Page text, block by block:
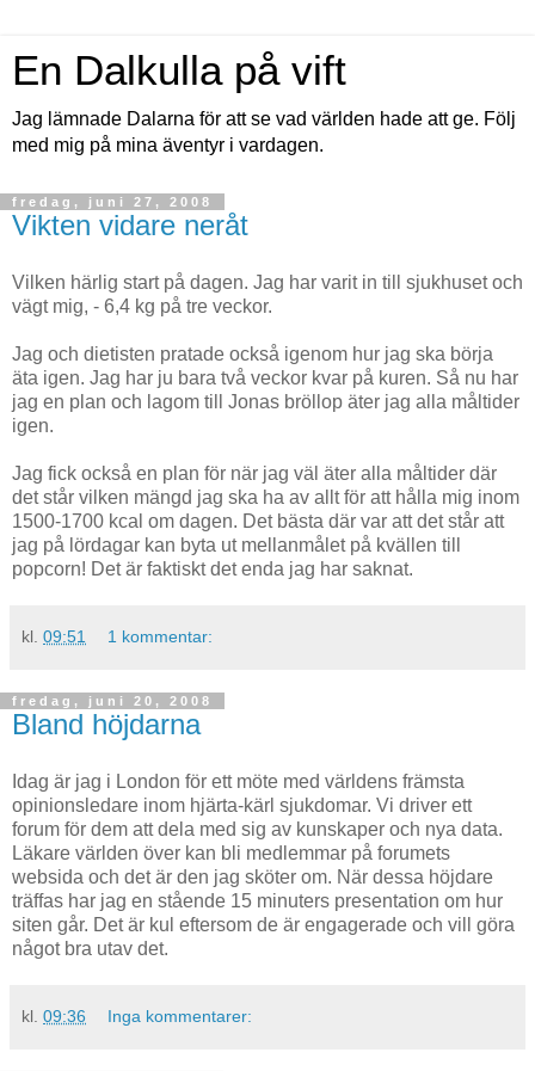
En Dalkulla på vift
Jag lämnade Dalarna för att se vad världen hade att ge. Följ
med mig på mina äventyr i vardagen.
fredag, juni 27, 2008
Vikten vidare neråt
Vilken härlig start på dagen. Jag har varit in till sjukhuset och
vägt mig, - 6,4 kg på tre veckor.
Jag och dietisten pratade också igenom hur jag ska börja
äta igen. Jag har ju bara två veckor kvar på kuren. Så nu har
jag en plan och lagom till Jonas bröllop äter jag alla måltider
igen.
Jag fick också en plan för när jag väl äter alla måltider där
det står vilken mängd jag ska ha av allt för att hålla mig inom
1500-1700 kcal om dagen. Det bästa där var att det står att
jag på lördagar kan byta ut mellanmålet på kvällen till
popcorn! Det är faktiskt det enda jag har saknat.
kl. 09:51 1 kommentar:
fredag, juni 20, 2008
Bland höjdarna
Idag är jag i London för ett möte med världens främsta
opinionsledare inom hjärta-kärl sjukdomar. Vi driver ett
forum för dem att dela med sig av kunskaper och nya data.
Läkare världen över kan bli medlemmar på forumets
websida och det är den jag sköter om. När dessa höjdare
träffas har jag en stående 15 minuters presentation om hur
siten går. Det är kul eftersom de är engagerade och vill göra
något bra utav det.
kl. 09:36 Inga kommentarer: